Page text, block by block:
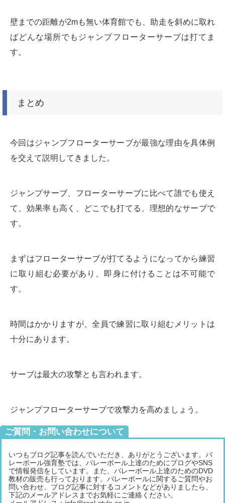
壁までの距離が2mも無い体育館でも、助走を斜めに取れ
ばどんな場所でもジャンプフローターサーブは打てま
す。
まとめ
今回はジャンプフローターサーブが最強な理由を具体例
を交えて説明してきました。
ジャンプサーブ、フローターサーブに比べて誰でも使え
て、効果率も高く、どこでも打てる、理想的なサーブで
す。
まずはフローターサーブが打てるようになってから練習
に取り組む必要があり、即身に付けることは不可能で
す。
時間はかかりますが、全員で練習に取り組むメリットは
十分にあります。
サーブは最大の攻撃とも言われます。
ジャンプフローターサーブで攻撃力を高めましょう。
ご質問・お問い合わせについて
いつもブログ記事を読んでいただき、ありがとうございます。バ
レーボール強育塾では、バレーボール上達のためにブログやSNS
で情報発信をしています。また、バレーボール上達のためのDVD
教材の販売も行っております。バレーボールに関するご質問やお
問い合わせ、ブログ記事に対するコメントなどがありましたら、
下記のメールアドレスまでお気軽にご連絡ください。